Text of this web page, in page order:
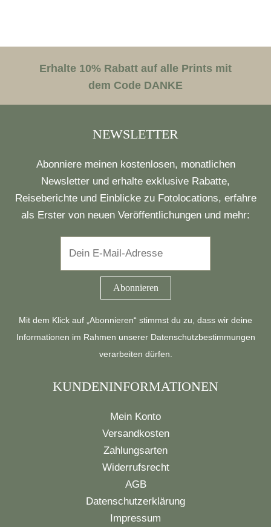
Erhalte 10% Rabatt auf alle Prints mit
dem Code DANKE
NEWSLETTER
Abonniere meinen kostenlosen, monatlichen
Newsletter und erhalte exklusive Rabatte,
Reiseberichte und Einblicke zu Fotolocations, erfahre
als Erster von neuen Veröffentlichungen und mehr:
Mit dem Klick auf „Abonnieren“ stimmst du zu, dass wir deine
Informationen im Rahmen unserer Datenschutzbestimmungen
verarbeiten dürfen.
KUNDENINFORMATIONEN
Mein Konto
Versandkosten
Zahlungsarten
Widerrufsrecht
AGB
Datenschutzerklärung
Impressum